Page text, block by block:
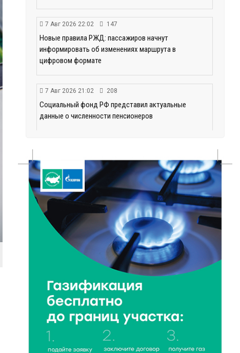
7 Авг 2026 22:02 147
Новые правила РЖД: пассажиров начнут
информировать об изменениях маршрута в
цифровом формате
7 Авг 2026 21:02 208
Социальный фонд РФ представил актуальные
данные о численности пенсионеров
Как питаться, чтобы мозг работал лучше:
рекомендации фитнес ‑ специалиста Александра
Семина
7 Авг 2026 19:02 213
Ботанические лаборатории в школах: Тверская
область запускает масштабный экопроект
457
В Ржеве чествовали работников строительной
отрасли
7 Авг 2026 18:10 117
Зарядка со стражем порядка объединила детей в
«Чайке»